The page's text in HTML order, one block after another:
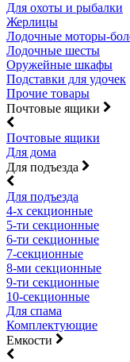
Для охоты и рыбалки
Жерлицы
Лодочные моторы-
Лодочные шесты
Оружейные шкафы
Подставки для удочек
Прочие товары
Почтовые ящики
Почтовые ящики
Для дома
Для подъезда
Для подъезда
4-х секционные
5-ти секционные
6-ти секционные
7-секционные
8-ми секционные
9-ти секционные
10-секционные
Для спама
Комплектующие
Емкости